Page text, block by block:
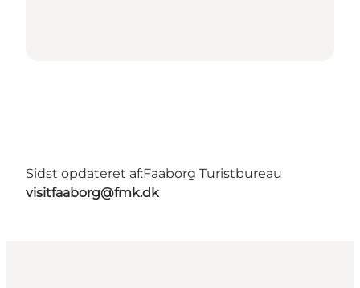
Sidst opdateret af:Faaborg Turistbureau
visitfaaborg@fmk.dk